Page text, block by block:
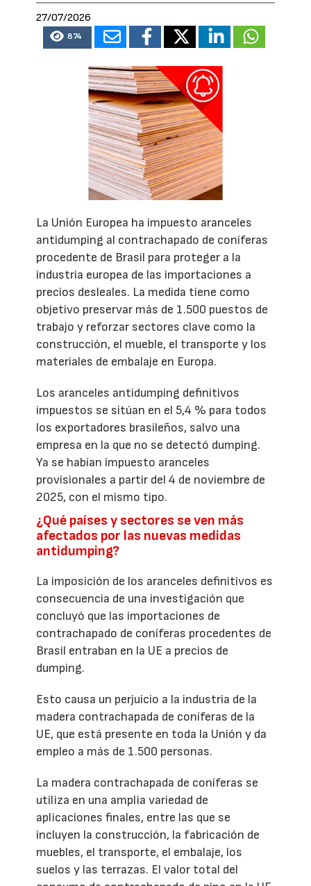
27/07/2026
874
La Unión Europea ha impuesto aranceles
antidumping al contrachapado de coníferas
procedente de Brasil para proteger a la
industria europea de las importaciones a
precios desleales. La medida tiene como
objetivo preservar más de 1.500 puestos de
trabajo y reforzar sectores clave como la
construcción, el mueble, el transporte y los
materiales de embalaje en Europa.
Los aranceles antidumping definitivos
impuestos se sitúan en el 5,4 % para todos
los exportadores brasileños, salvo una
empresa en la que no se detectó dumping.
Ya se habían impuesto aranceles
provisionales a partir del 4 de noviembre de
2025, con el mismo tipo.
¿Qué países y sectores se ven más
afectados por las nuevas medidas
antidumping?
La imposición de los aranceles definitivos es
consecuencia de una investigación que
concluyó que las importaciones de
contrachapado de coníferas procedentes de
Brasil entraban en la UE a precios de
dumping.
Esto causa un perjuicio a la industria de la
madera contrachapada de coníferas de la
UE, que está presente en toda la Unión y da
empleo a más de 1.500 personas.
La madera contrachapada de coníferas se
utiliza en una amplia variedad de
aplicaciones finales, entre las que se
incluyen la construcción, la fabricación de
muebles, el transporte, el embalaje, los
suelos y las terrazas. El valor total del